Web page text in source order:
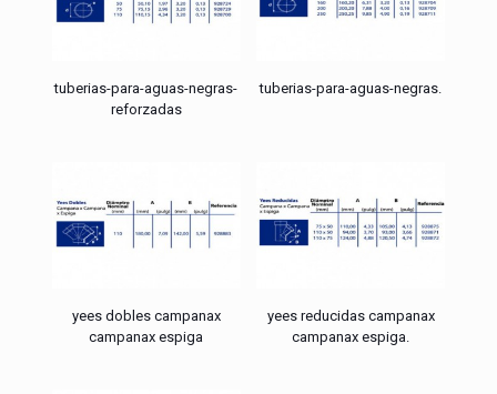
tuberias-para-aguas-negras-
reforzadas
tuberias-para-aguas-negras.
yees dobles campanax
campanax espiga
yees reducidas campanax
campanax espiga.